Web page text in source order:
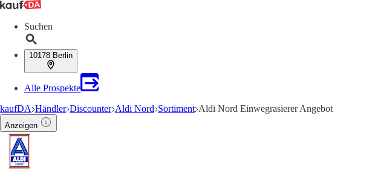
Suchen
10178 Berlin
Alle Prospekte
kaufDA Händler Discounter Aldi Nord Sortiment Aldi Nord Einwegrasierer Angebot
Anzeigen